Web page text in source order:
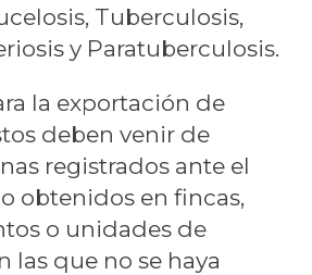
Tuberculosis,
y Paratuberculosis.
la exportación de
deben venir de
registrados ante el
obtenidos en fincas,
o unidades de
las que no se haya